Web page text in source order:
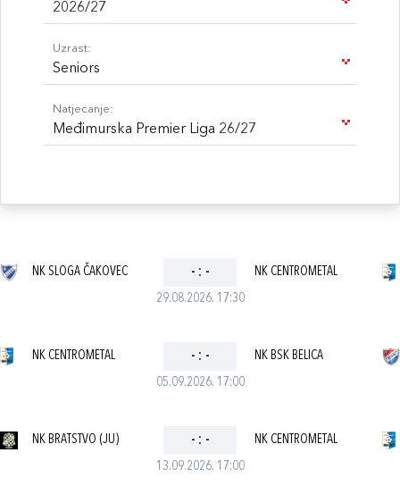
2026/27
Uzrast:
Seniors
Natjecanje:
Međimurska Premier Liga 26/27
29.08.2026. 17:30
NK SLOGA ČAKOVEC - : - NK CENTROMETAL
05.09.2026. 17:00
NK CENTROMETAL - : - NK BSK BELICA
13.09.2026. 17:00
NK BRATSTVO (JU) - : - NK CENTROMETAL